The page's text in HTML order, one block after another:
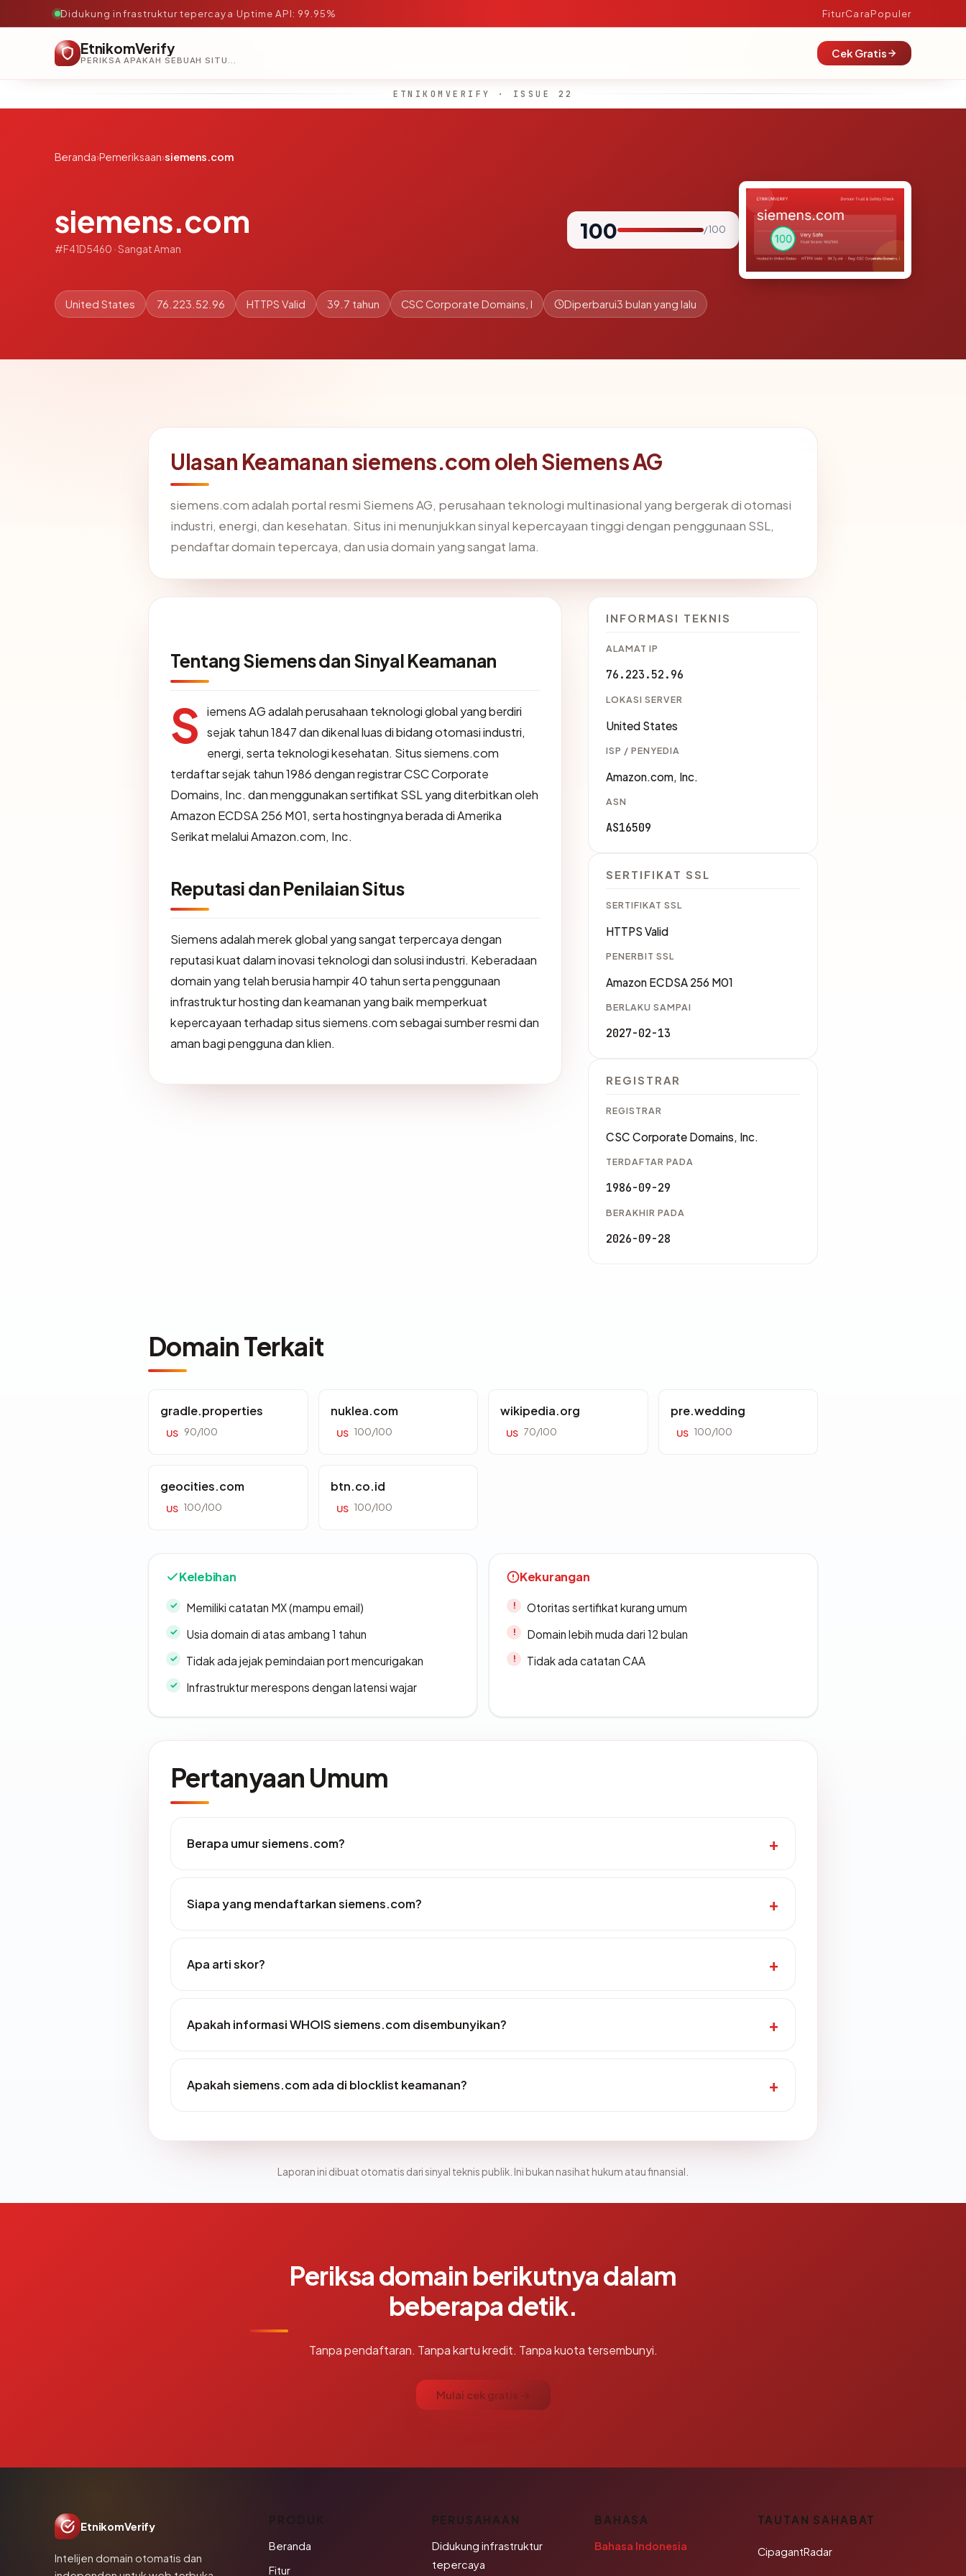
Didukung infrastruktur tepercaya·Uptime API: 99.95% FiturCaraPopuler
EtnikomVerify
PERIKSA APAKAH SEBUAH SITUS AMAN, TEPERCAYA, DAN TERVERIFIKASI DALAM HITUNGAN DETIK.
Cek Gratis
ETNIKOMVERIFY · ISSUE 22
Beranda›Pemeriksaan›siemens.com
siemens.com
#F41D5460 · Sangat Aman
100 / 100
United States 76.223.52.96 HTTPS Valid 39.7 tahun CSC Corporate Domains, I Diperbarui3 bulan yang lalu
Ulasan Keamanan siemens.com oleh Siemens AG
siemens.com adalah portal resmi Siemens AG, perusahaan teknologi multinasional yang bergerak di otomasi
industri, energi, dan kesehatan. Situs ini menunjukkan sinyal kepercayaan tinggi dengan penggunaan SSL,
pendaftar domain tepercaya, dan usia domain yang sangat lama.
Tentang Siemens dan Sinyal Keamanan
S
iemens AG adalah perusahaan teknologi global yang berdiri
sejak tahun 1847 dan dikenal luas di bidang otomasi industri,
energi, serta teknologi kesehatan. Situs siemens.com
terdaftar sejak tahun 1986 dengan registrar CSC Corporate
Domains, Inc. dan menggunakan sertifikat SSL yang diterbitkan oleh
Amazon ECDSA 256 M01, serta hostingnya berada di Amerika
Serikat melalui Amazon.com, Inc.
Reputasi dan Penilaian Situs
Siemens adalah merek global yang sangat terpercaya dengan
reputasi kuat dalam inovasi teknologi dan solusi industri. Keberadaan
domain yang telah berusia hampir 40 tahun serta penggunaan
infrastruktur hosting dan keamanan yang baik memperkuat
kepercayaan terhadap situs siemens.com sebagai sumber resmi dan
aman bagi pengguna dan klien.
INFORMASI TEKNIS
ALAMAT IP
76.223.52.96
LOKASI SERVER
United States
ISP / PENYEDIA
Amazon.com, Inc.
ASN
AS16509
SERTIFIKAT SSL
SERTIFIKAT SSL
HTTPS Valid
PENERBIT SSL
Amazon ECDSA 256 M01
BERLAKU SAMPAI
2027-02-13
REGISTRAR
REGISTRAR
CSC Corporate Domains, Inc.
TERDAFTAR PADA
1986-09-29
BERAKHIR PADA
2026-09-28
Domain Terkait
gradle.properties
US 90/100
nuklea.com
US 100/100
wikipedia.org
US 70/100
pre.wedding
US 100/100
geocities.com
US 100/100
btn.co.id
US 100/100
Kelebihan
Memiliki catatan MX (mampu email)
Usia domain di atas ambang 1 tahun
Tidak ada jejak pemindaian port mencurigakan
Infrastruktur merespons dengan latensi wajar
Kekurangan
Otoritas sertifikat kurang umum
Domain lebih muda dari 12 bulan
Tidak ada catatan CAA
Pertanyaan Umum
Berapa umur siemens.com?
Siapa yang mendaftarkan siemens.com?
Apa arti skor?
Apakah informasi WHOIS siemens.com disembunyikan?
Apakah siemens.com ada di blocklist keamanan?
Laporan ini dibuat otomatis dari sinyal teknis publik. Ini bukan nasihat hukum atau finansial.
Periksa domain berikutnya dalam
beberapa detik.
Tanpa pendaftaran. Tanpa kartu kredit. Tanpa kuota tersembunyi.
Mulai cek gratis →
EtnikomVerify
Intelijen domain otomatis dan
PRODUK
Beranda
Fitur
PERUSAHAAN
Didukung infrastruktur
tepercaya
BAHASA
Bahasa Indonesia
TAUTAN SAHABAT
CipagantRadar